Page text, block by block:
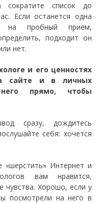
список до
Если останется одна
на пробный прием,
подходит он
нет.
и его ценностях
сайте и в личных
прямо, чтобы
сразу, дождитесь
себя: хочется
Интернет и
вам нравится,
чувства. Хорошо, если у
посмотрели на него в